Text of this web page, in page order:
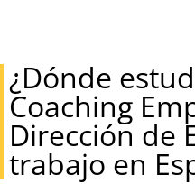
¿Dónde
Coaching
Dirección de
trabajo en